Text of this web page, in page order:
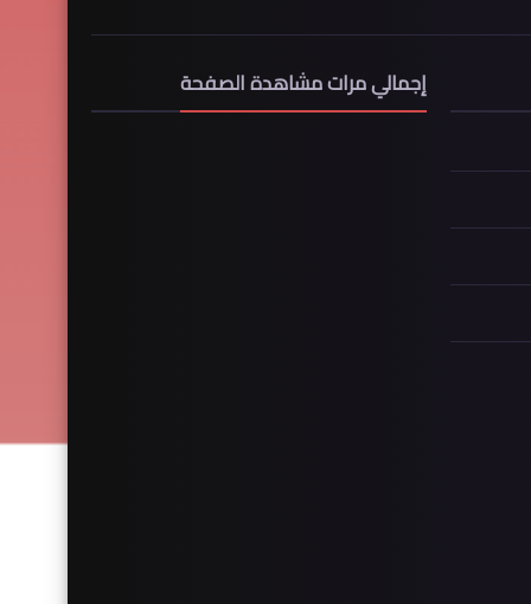
إجمالي مرات مشاهدة الصفحة